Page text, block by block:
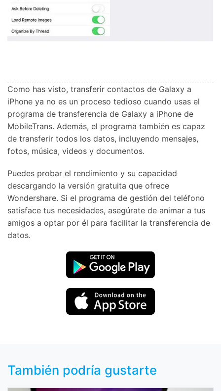
Como has visto, transferir contactos de Galaxy a
iPhone ya no es un proceso tedioso cuando usas el
programa de transferencia de Galaxy a iPhone de
MobileTrans. Además, el programa también es capaz
de transferir todos los datos, incluyendo mensajes,
fotos, música, videos y documentos.
Puedes probar el rendimiento y su capacidad
descargando la versión gratuita que ofrece
Wondershare. Si el programa de gestión del teléfono
satisface tus necesidades, asegúrate de animar a tus
amigos a optar por él para facilitar la transferencia de
datos.
También podría gustarte